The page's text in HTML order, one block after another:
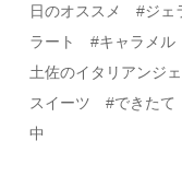
日のオススメ#ジ
ラート #キャラメ
土佐のイタリアンジ
スイーツ
#できた
中